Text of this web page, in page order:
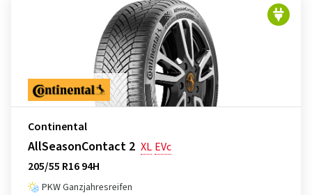
Continental
AllSeasonContact 2 XL EVc
205/55 R16 94H
PKW Ganzjahresreifen